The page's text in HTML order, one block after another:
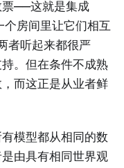
票——这就是集成
个房间里让它们相互
者听起来都很严
。但在条件不成熟
而这正是从业者鲜
模型都从相同的数
由具有相同世界观